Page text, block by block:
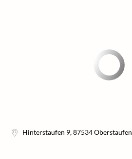
Hinterstaufen 9,87534Oberstaufen